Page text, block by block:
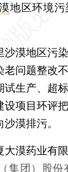
地区环境
漠地区污染
问题整改
生产、超
项目环评
漠排污。
漠药业有限
集团）股